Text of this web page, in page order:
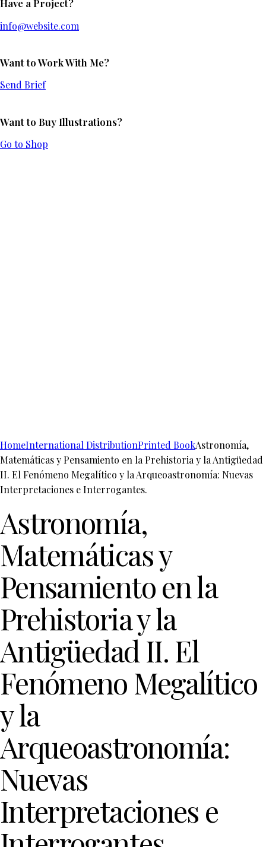
Have a Project?
info@website.com
Want to Work With Me?
Send Brief
Want to Buy Illustrations?
Go to Shop
HomeInternational DistributionPrinted BookAstronomía,
Matemáticas y Pensamiento en la Prehistoria y la Antigüedad
II. El Fenómeno Megalítico y la Arqueoastronomía: Nuevas
Interpretaciones e Interrogantes.
Astronomía,
Matemáticas y
Pensamiento en la
Prehistoria y la
Antigüedad II. El
Fenómeno Megalítico
y la
Arqueoastronomía:
Nuevas
Interpretaciones e